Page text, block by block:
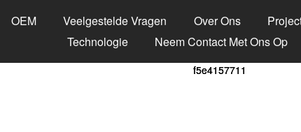
OEM Veelgestelde Vragen Over Ons
Technologie
Neem Contact Met Ons Op